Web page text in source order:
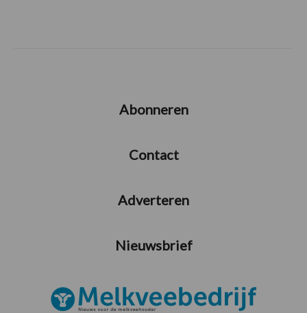
Abonneren
Contact
Adverteren
Nieuwsbrief